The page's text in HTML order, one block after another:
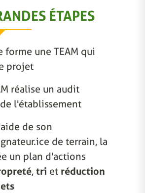
ÉTAPES
forme une TEAM qui
projet
réalise un audit
l'établissement
de son
de terrain, la
un plan d'actions
, tri et réduction